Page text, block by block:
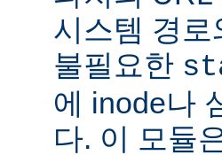
시스템 경
불필요한
에 inode나
다. 이 모듈